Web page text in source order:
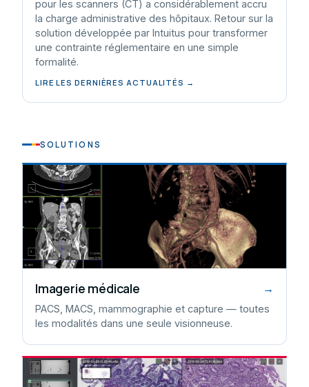
pour les scanners (CT) a considérablement accru
la charge administrative des hôpitaux. Retour sur la
solution développée par Intuitus pour transformer
une contrainte réglementaire en une simple
formalité.
LIRE LES DERNIÈRES ACTUALITÉS →
SOLUTIONS
Imagerie médicale →
PACS, MACS, mammographie et capture — toutes
les modalités dans une seule visionneuse.